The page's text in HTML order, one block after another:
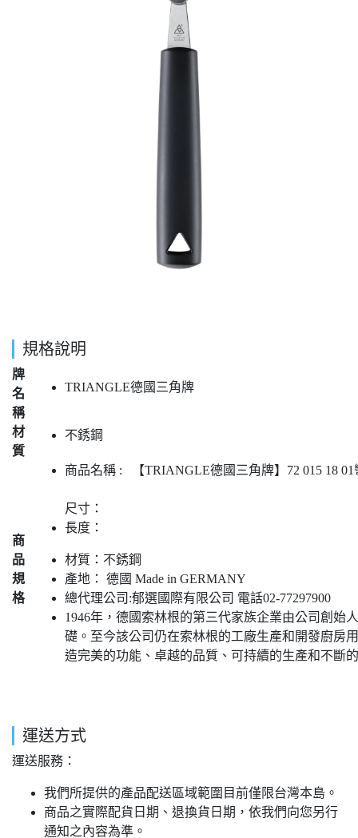
規格說明
牌
名
稱
TRIANGLE德國三角牌
材
質
不銹鋼
商
品
規
格
商品名稱 : 【TRIANGLE德國三角牌】72 015 18
尺寸：
長度：
材質：不銹鋼
產地： 德國 Made in GERMANY
總代理公司:郁選國際有限公司 電話02-77297900
1946年，德國索林根的第三代家族企業由公司創始
礎。至今該公司仍在索林根的工廠生產和開發廚房
造完美的功能、卓越的品質、可持續的生產和不斷
運送方式
運送服務：
我們所提供的產品配送區域範圍目前僅限台灣本島。
商品之實際配貨日期、退換貨日期，依我們向您另行
通知之內容為準。